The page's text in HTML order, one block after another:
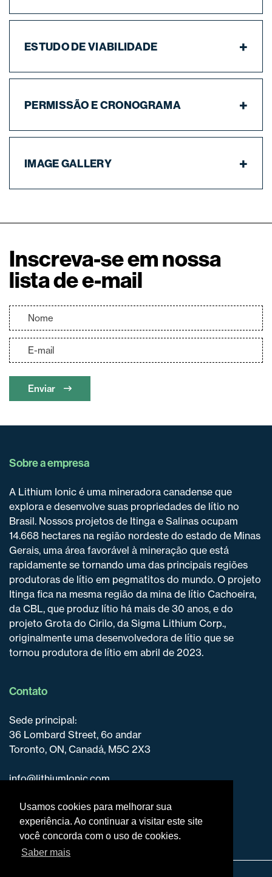
Usamos cookies para melhorar sua
experiência. Ao continuar a visitar este site
você concorda com o uso de cookies.
Saber mais
ESTUDO DE VIABILIDADE
PERMISSÃO E CRONOGRAMA
IMAGE GALLERY
Inscreva-se em nossa
lista de e-mail
Enviar
Sobre a empresa
A Lithium Ionic é uma mineradora canadense que
explora e desenvolve suas propriedades de lítio no
Brasil. Nossos projetos de Itinga e Salinas ocupam
14.668 hectares na região nordeste do estado de Minas
Gerais, uma área favorável à mineração que está
rapidamente se tornando uma das principais regiões
produtoras de lítio em pegmatitos do mundo. O projeto
Itinga fica na mesma região da mina de lítio Cachoeira,
da CBL, que produz lítio há mais de 30 anos, e do
projeto Grota do Cirilo, da Sigma Lithium Corp.,
originalmente uma desenvolvedora de lítio que se
tornou produtora de lítio em abril de 2023.
Contato
Sede principal:
36 Lombard Street, 6o andar
Toronto, ON, Canadá, M5C 2X3
info@lithiumIonic.com